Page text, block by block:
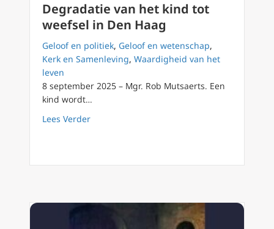
Degradatie van het kind tot
weefsel in Den Haag
Geloof en politiek, Geloof en wetenschap,
Kerk en Samenleving, Waardigheid van het
leven
8 september 2025 – Mgr. Rob Mutsaerts. Een
kind wordt…
Lees Verderabout Degradatie van het kind tot weefsel in